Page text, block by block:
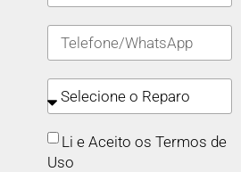
Li e Aceito os Termos de
Uso